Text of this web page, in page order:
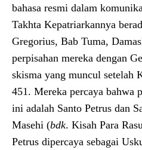
bahasa resmi dalam
Takhta Kepatriarkannya
Gregorius, Bab Tuma,
perpisahan mereka dengan
skisma yang muncul setelah
451. Mereka percaya bahwa
ini adalah Santo Petrus dan
Masehi (bdk. Kisah Para
Petrus dipercaya sebagai